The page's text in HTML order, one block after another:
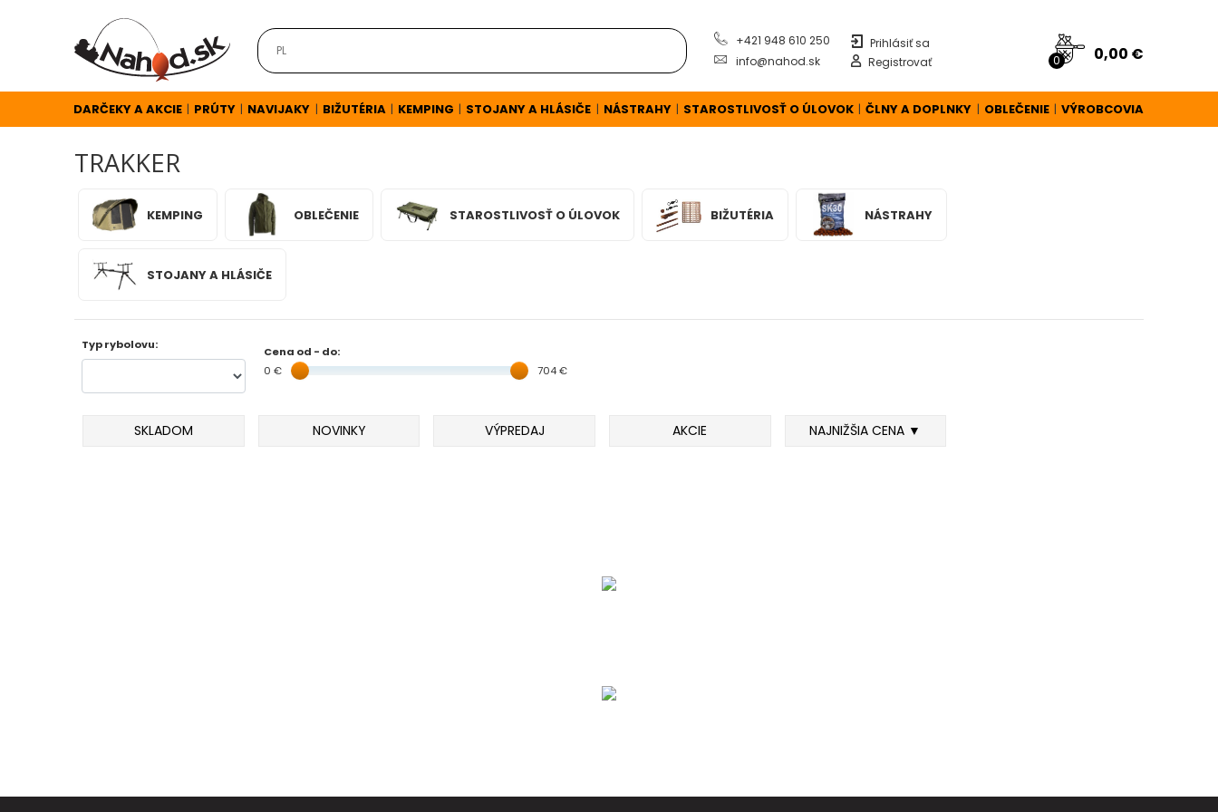
+421 948 610 250
info@nahod.sk
Prihlásiť sa
Registrovať
0 0,00 €
DARČEKY A AKCIE | PRÚTY | NAVIJAKY | BIŽUTÉRIA | KEMPING | STOJANY A HLÁSIČE | NÁSTRAHY | STAROSTLIVOSŤ O ÚLOVOK | ČLNY A DOPLNKY | OBLEČENIE | VÝROBCOVIA
TRAKKER
KEMPING OBLEČENIE STAROSTLIVOSŤ O ÚLOVOK BIŽUTÉRIA NÁSTRAHY
STOJANY A HLÁSIČE
Typ rybolovu:
Cena od - do:
0 €
704 €
SKLADOM NOVINKY VÝPREDAJ AKCIE NAJNIŽŠIA CENA ▼
A